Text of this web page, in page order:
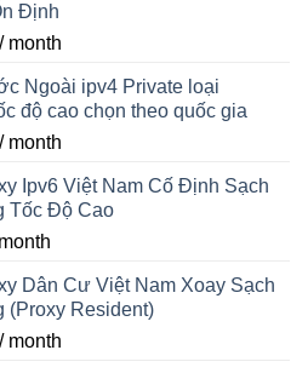
Định
/ month
Ngoài ipv4 Private loại
độ cao chọn theo quốc gia
/ month
Ipv6 Việt Nam Cố Định Sạch
Tốc Độ Cao
Dân Cư Việt Nam Xoay Sạch
(Proxy Resident)
/ month